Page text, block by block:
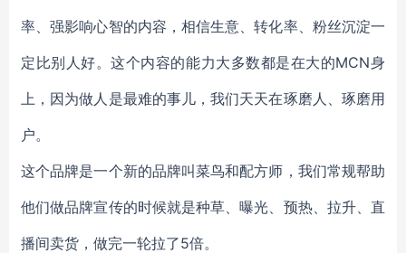
率、强影响心智的内容，相信生意、转化率、粉丝沉淀一
定比别人好。这个内容的能力大多数都是在大的MCN身
上，因为做人是最难的事儿，我们天天在琢磨人、琢磨用
户。
这个品牌是一个新的品牌叫菜鸟和配方师，我们常规帮助
他们做品牌宣传的时候就是种草、曝光、预热、拉升、直
播间卖货，做完一轮拉了5倍。